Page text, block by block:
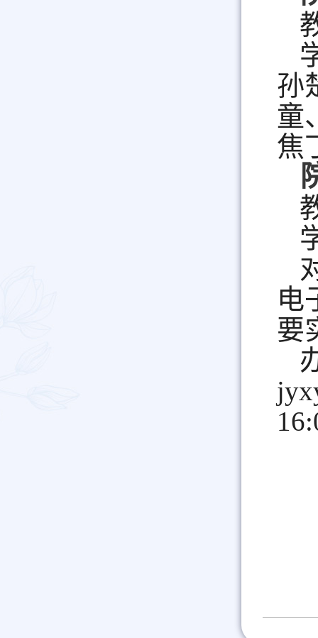
孙
童
焦
电
要